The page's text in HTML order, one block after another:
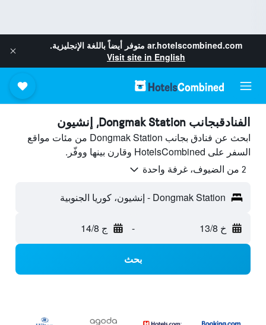
ar.hotelscombined.com متوفر أيضاً باللغة الإنجليزية.
Visit site in English
الفنادقبجانب Dongmak Station, إنشيون
ابحث عن فنادق بجانب Dongmak Station من مئات مواقع
السفر على HotelsCombined وقارن بينها ووفّر.
2 من الضيوف، غرفة واحدة
Dongmak Station - إنشيون، كوريا الجنوبية
خ 13/8 - ج 14/8
بحث